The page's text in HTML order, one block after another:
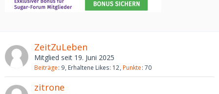
ZeitZuLeben
Mitglied seit 19. Juni 2025
Beiträge 9 Erhaltene Likes 12 Punkte 70
zitrone